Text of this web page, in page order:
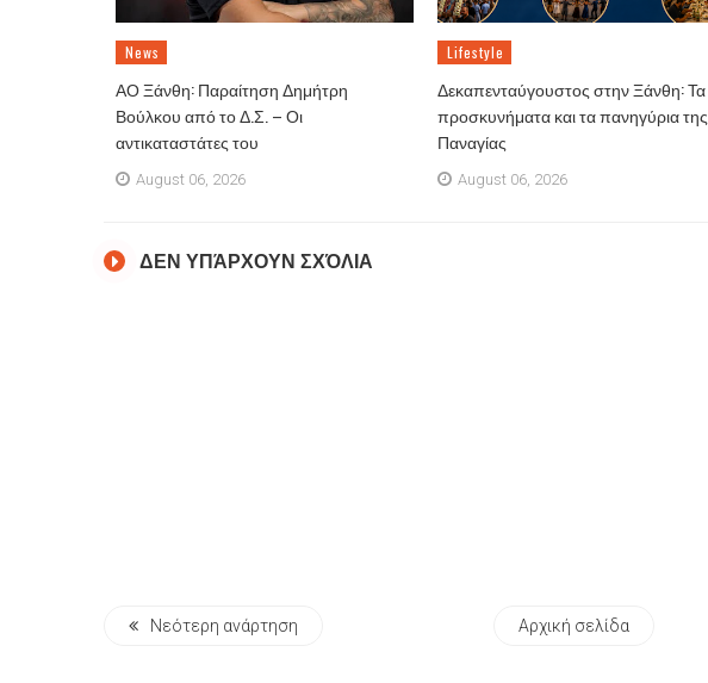
News
ΑΟ Ξάνθη: Παραίτηση Δημήτρη
Βούλκου από το Δ.Σ. – Οι
αντικαταστάτες του
August 06, 2026
Lifestyle
Δεκαπενταύγουστος στην Ξάνθη: Τα
προσκυνήματα και τα πανηγύρια της
Παναγίας
August 06, 2026
ΔΕΝ ΥΠΆΡΧΟΥΝ ΣΧΌΛΙΑ
Νεότερη ανάρτηση Αρχική σελίδα